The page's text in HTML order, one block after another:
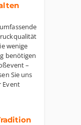
wenige
benötigen
–
Sie uns
Event